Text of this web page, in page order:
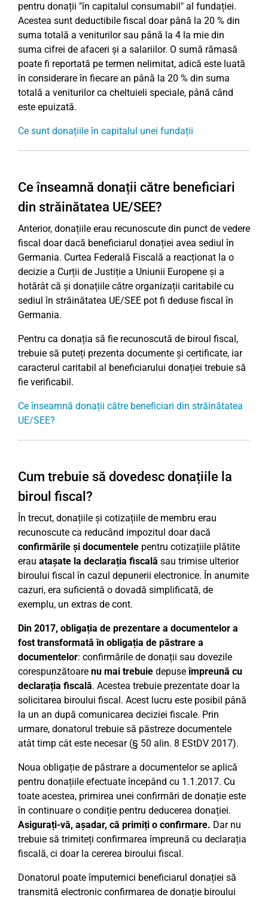
pentru donații "în capitalul consumabil" al fundației.
Acestea sunt deductibile fiscal doar până la 20 % din
suma totală a veniturilor sau până la 4 la mie din
suma cifrei de afaceri și a salariilor. O sumă rămasă
poate fi reportată pe termen nelimitat, adică este luată
în considerare în fiecare an până la 20 % din suma
totală a veniturilor ca cheltuieli speciale, până când
este epuizată.
Ce sunt donațiile în capitalul unei fundații
Ce înseamnă donații către beneficiari
din străinătatea UE/SEE?
Anterior, donațiile erau recunoscute din punct de vedere
fiscal doar dacă beneficiarul donației avea sediul în
Germania. Curtea Federală Fiscală a reacționat la o
decizie a Curții de Justiție a Uniunii Europene și a
hotărât că și donațiile către organizații caritabile cu
sediul în străinătatea UE/SEE pot fi deduse fiscal în
Germania.
Pentru ca donația să fie recunoscută de biroul fiscal,
trebuie să puteți prezenta documente și certificate, iar
caracterul caritabil al beneficiarului donației trebuie să
fie verificabil.
Ce înseamnă donații către beneficiari din străinătatea
UE/SEE?
Cum trebuie să dovedesc donațiile la
biroul fiscal?
În trecut, donațiile și cotizațiile de membru erau
recunoscute ca reducând impozitul doar dacă
confirmările și documentele pentru cotizațiile plătite
erau atașate la declarația fiscală sau trimise ulterior
biroului fiscal în cazul depunerii electronice. În anumite
cazuri, era suficientă o dovadă simplificată, de
exemplu, un extras de cont.
Din 2017, obligația de prezentare a documentelor a
fost transformată în obligația de păstrare a
documentelor: confirmările de donații sau dovezile
corespunzătoare nu mai trebuie depuseîmpreună cu
declarația fiscală. Acestea trebuie prezentate doar la
solicitarea biroului fiscal. Acest lucru este posibil până
la un an după comunicarea deciziei fiscale. Prin
urmare, donatorul trebuie să păstreze documentele
atât timp cât este necesar (§ 50 alin. 8 EStDV 2017).
Noua obligație de păstrare a documentelor se aplică
pentru donațiile efectuate începând cu 1.1.2017. Cu
toate acestea, primirea unei confirmări de donație este
în continuare o condiție pentru deducerea donației.
Asigurați-vă, așadar, că primiți o confirmare. Dar nu
trebuie să trimiteți confirmarea împreună cu declarația
fiscală, ci doar la cererea biroului fiscal.
Donatorul poate împuternici beneficiarul donației să
transmită electronic confirmarea de donație biroului